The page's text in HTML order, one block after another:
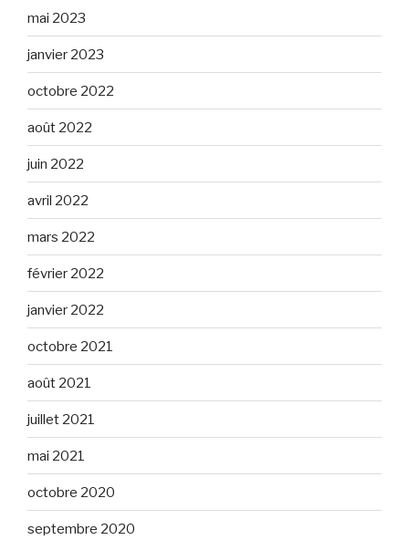
mai 2023
janvier 2023
octobre 2022
août 2022
juin 2022
avril 2022
mars 2022
février 2022
janvier 2022
octobre 2021
août 2021
juillet 2021
mai 2021
octobre 2020
septembre 2020